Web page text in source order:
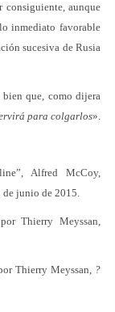
consiguiente, aunque
inmediato favorable
sucesiva de Rusia
bien que, como dijera
para colgarlos».
Alfred McCoy,
de junio de 2015.
Thierry Meyssan,
Thierry Meyssan, ?